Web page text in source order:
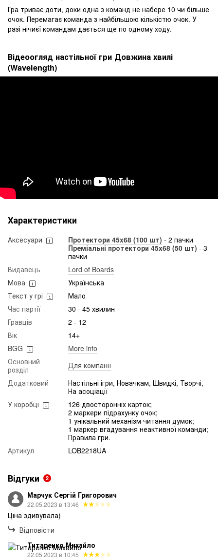
Гра триває доти, доки одна з команд не набере 10 чи більше
очок. Перемагає команда з найбільшою кількістю очок. У
разі нічиєї командам дається ще по одному ходу.
Відеоогляд настільної гри Довжина хвилі
(Wavelength)
Характеристики
Аксесуари Протектори 45x68 (100 шт) - 2 пачки
Преміальні протектори 45x68 (50 шт) - 3
пачки
Видавець
Lord of Boards
Мова
Українська
Текст у грі
Мало
Час партії
30 - 45 хвилин
Гравців
2 - 12
Вік
14+
BGG
More info
Основний
розділ
Для компанії
Додатковий
Настільні ігри, Новачкам, Швидкі, Творчі,
На асоціації
У коробці
126 двосторонніх карток;
2 маркери підрахунку очок;
1 унікальний механізм читання думок;
1 маркер вгадування неактивної команди;
Правила гри.
Артикул
LOB2218UA
Відгуки 2
Марчук Сергій Григорович
22.05.2023 в 13:46
Ціна здивувала)
Відповісти
Титаренко Михайло
22.05.2023 в 10:45